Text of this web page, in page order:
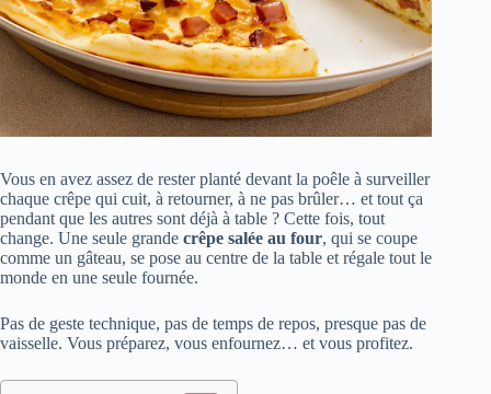
Vous en avez assez de rester planté devant la poêle à surveiller
chaque crêpe qui cuit, à retourner, à ne pas brûler… et tout ça
pendant que les autres sont déjà à table ? Cette fois, tout
change. Une seule grande crêpe salée au four, qui se coupe
comme un gâteau, se pose au centre de la table et régale tout le
monde en une seule fournée.
Pas de geste technique, pas de temps de repos, presque pas de
vaisselle. Vous préparez, vous enfournez… et vous profitez.